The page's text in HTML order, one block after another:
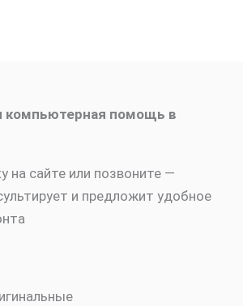
компьютерная помощь в
на сайте или позвоните —
и предложит удобное